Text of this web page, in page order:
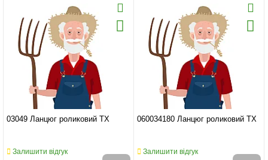
03049 Ланцюг роликовий TX
Залишити відгук
060034180 Ланцюг роликовий TX
Залишити відгук